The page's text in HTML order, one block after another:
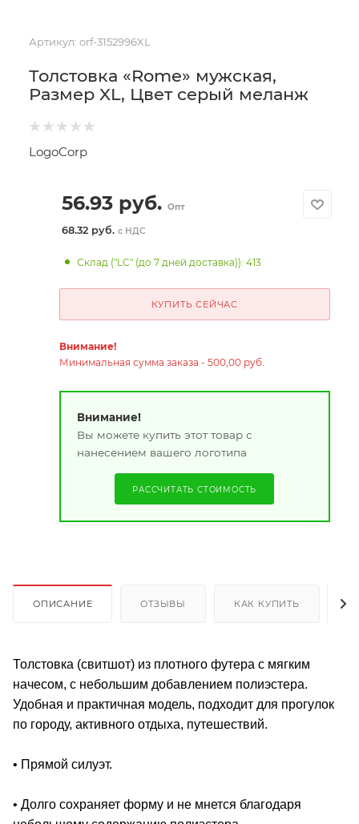
Артикул: orf-3152996XL
Толстовка «Rome» мужская,
Размер XL, Цвет серый меланж
LogoCorp
56.93руб. Опт
68.32 руб. с НДС
Склад ("LC" (до 7 дней доставка)): 413
КУПИТЬ СЕЙЧАС
Внимание!
Минимальная сумма заказа - 500,00 руб.
Внимание!
Вы можете купить этот товар с
нанесением вашего логотипа
РАССЧИТАТЬ СТОИМОСТЬ
ОПИСАНИЕ ОТЗЫВЫ КАК КУПИТЬ
Толстовка (свитшот) из плотного футера с мягким
начесом, с небольшим добавлением полиэстера.
Удобная и практичная модель, подходит для прогулок
по городу, активного отдыха, путешествий.
• Прямой силуэт.
• Долго сохраняет форму и не мнется благодаря